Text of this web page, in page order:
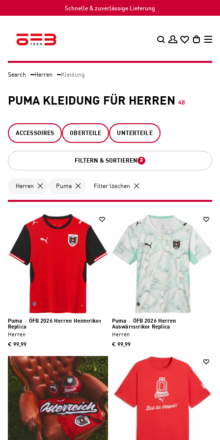
Schnelle & zuverlässige Lieferung
Search Herren Kleidung
PUMA KLEIDUNG FÜR HERREN 48
ACCESSOIRES OBERTEILE UNTERTEILE
FILTERN & SORTIEREN 2
Herren Puma Filter löschen
Puma · ÖFB 2026 Herren Heimtrikot
Replica
Herren
€ 99,99
Puma · ÖFB 2026 Herren
Auswärtstrikot Replica
Herren
€ 99,99